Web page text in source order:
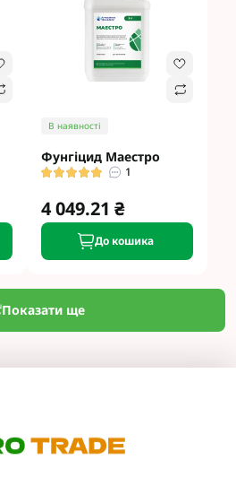
В наявності
Фунгіцид Маестро
1
4 049.21 ₴
До кошика
Показати ще